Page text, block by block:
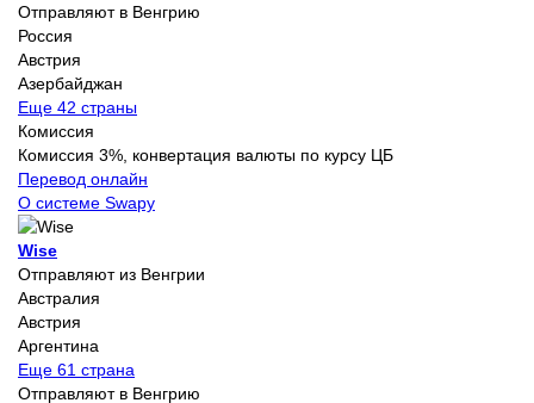
Отправляют в Венгрию
Россия
Австрия
Азербайджан
Еще 42 страны
Комиссия
Комиссия 3%, конвертация валюты по курсу ЦБ
Перевод онлайн
О системе Swapy
Wise
Отправляют из Венгрии
Австралия
Австрия
Аргентина
Еще 61 страна
Отправляют в Венгрию